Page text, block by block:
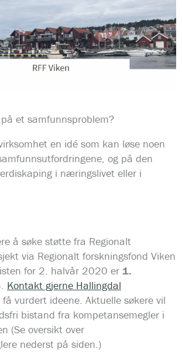
et samfunnsproblem?
en idé som kan løse noen
og på den
i næringslivet eller i
å søke støtte fra Regionalt
via Regionalt forskningsfond Viken
for 2. halvår 2020 er 1.
Kontakt gjerne Hallingdal
få vurdert ideene. Aktuelle søkere vil
bistand fra kompetansemegler i
(Se oversikt over
nederst på siden.)